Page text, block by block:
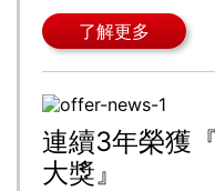
了解更多
連續3年榮獲
大獎』